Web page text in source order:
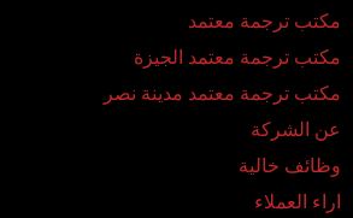
مكتب ترجمة معتمد
مكتب ترجمة معتمد الجيزة
مكتب ترجمة معتمد مدينة نصر
عن الشركة
وظائف خالية
اراء العملاء